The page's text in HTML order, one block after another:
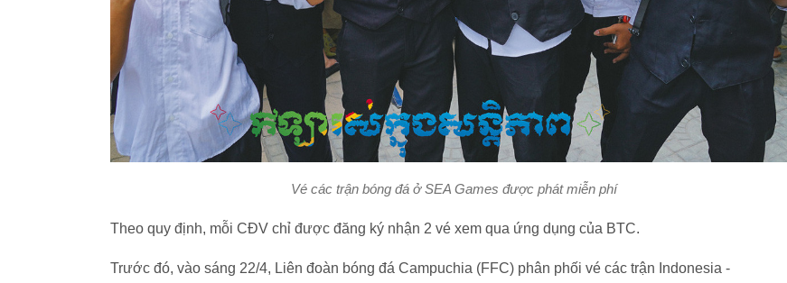
Vé các trận bóng đá ở SEA Games được phát miễn phí
Theo quy định, mỗi CĐV chỉ được đăng ký nhận 2 vé xem qua ứng dụng của BTC.
Trước đó, vào sáng 22/4, Liên đoàn bóng đá Campuchia (FFC) phân phối vé các trận Indonesia -